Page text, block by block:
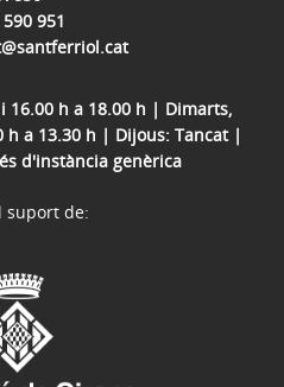
951
16.00 h a 18.00 h | Dimarts,
h a 13.30 h | Dijous: Tancat |
d'instància genèrica
suport de: